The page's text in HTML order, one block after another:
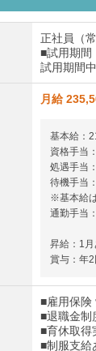
正社員（常
■試用期間
試用期間
月給
基本給：
資格手当
処遇手当
待機手当
※基本給
通勤手当
昇給：1
賞与：年
■雇用保険
■退職金制
■育休取得
■制服支給